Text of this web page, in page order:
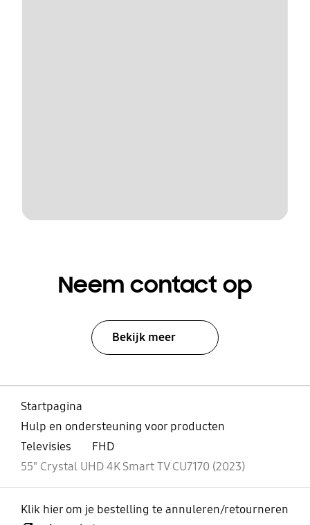
Neem contact op
Bekijk meer
Startpagina
Hulp en ondersteuning voor producten
Televisies
FHD
55" Crystal UHD 4K Smart TV CU7170 (2023)
Klik hier om je bestelling te annuleren/retourneren